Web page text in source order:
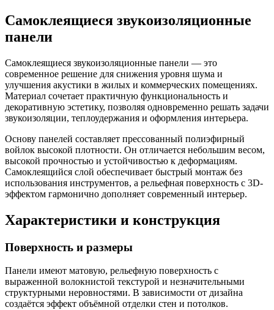
Самоклеящиеся звукоизоляционные
панели
Самоклеящиеся звукоизоляционные панели — это
современное решение для снижения уровня шума и
улучшения акустики в жилых и коммерческих помещениях.
Материал сочетает практичную функциональность и
декоративную эстетику, позволяя одновременно решать задачи
звукоизоляции, теплоудержания и оформления интерьера.
Основу панелей составляет прессованный полиэфирный
войлок высокой плотности. Он отличается небольшим весом,
высокой прочностью и устойчивостью к деформациям.
Самоклеящийся слой обеспечивает быстрый монтаж без
использования инструментов, а рельефная поверхность с 3D-
эффектом гармонично дополняет современный интерьер.
Характеристики и конструкция
Поверхность и размеры
Панели имеют матовую, рельефную поверхность с
выраженной волокнистой текстурой и незначительными
структурными неровностями. В зависимости от дизайна
создаётся эффект объёмной отделки стен и потолков.